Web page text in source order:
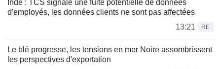
Inde : TCS signale une fuite potentielle de données
d'employés, les données clients ne sont pas affectées
13:21
RE
Le blé progresse, les tensions en mer Noire assombrissent
les perspectives d'exportation